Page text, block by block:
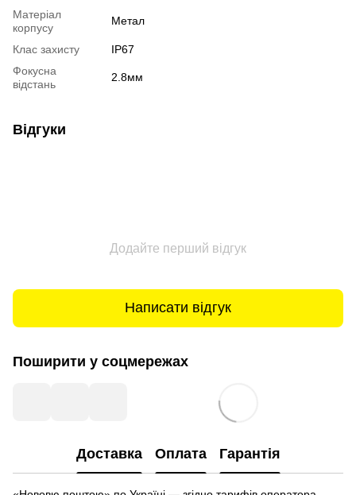
Матеріал
корпусу
Метал
Клас захисту
IP67
Фокусна
відстань
2.8мм
Відгуки
Додайте перший відгук
Написати відгук
Поширити у соцмережах
Доставка Оплата Гарантія